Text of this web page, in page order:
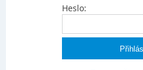
Heslo: